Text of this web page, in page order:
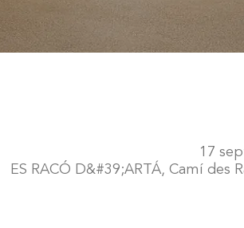
17
ES RACÓ D&#39;ARTÁ, Camí des